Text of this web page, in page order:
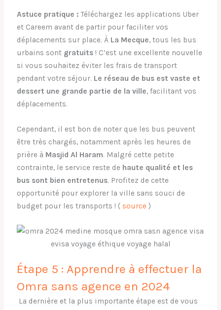
Astuce pratique : Téléchargez les applications Uber
et Careem avant de partir pour faciliter vos
déplacements sur place. ÀLa Mecque, tous les bus
urbains sont gratuits! C’est une excellente nouvelle
si vous souhaitez éviter les frais de transport
pendant votre séjour. Le réseau de bus est vaste et
dessert une grande partie de la ville, facilitant vos
déplacements.
Cependant, il est bon de noter que les bus peuvent
être très chargés, notamment après les heures de
prière à Masjid Al Haram. Malgré cette petite
contrainte, le service reste de haute qualité et les
bus sont bien entretenus. Profitez de cette
opportunité pour explorer la ville sans souci de
budget pour les transports ! ( source)
Étape 5 : Apprendre à effectuer la
Omra sans agence en 2024
La dernière et la plus importante étape est de vous